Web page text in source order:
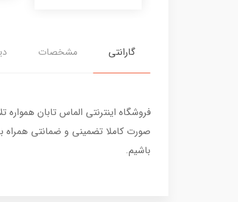
گارانتی مشخصات
فروشگاه اینترنتی الماس تابان
صورت کاملا تضمینی و ضمانتی همراه
باشیم.